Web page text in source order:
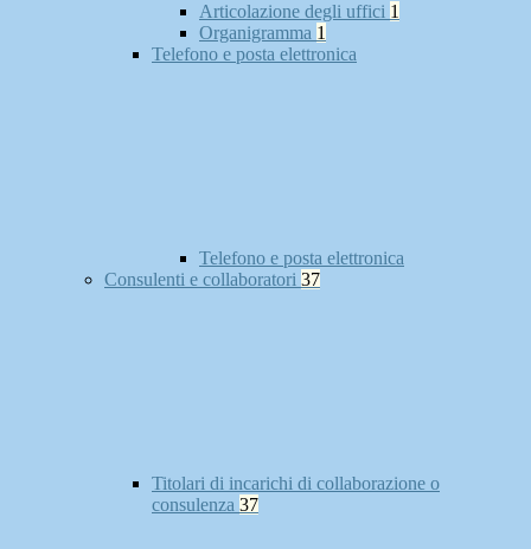
Articolazione degli uffici 1
Organigramma 1
Telefono e posta elettronica
Telefono e posta elettronica
Consulenti e collaboratori 37
Titolari di incarichi di collaborazione o
consulenza 37